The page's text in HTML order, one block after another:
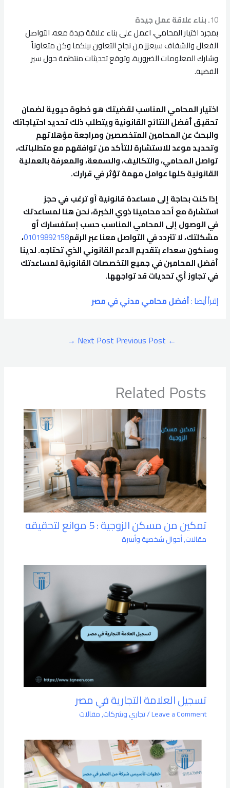
10. بناء علاقة عمل جيدة
بمجرد اختيار المحامي، اعمل على بناء علاقة جيدة معه، التواصل
الفعال والشفاف سيعزز من نجاح التعاون بينكما وكن متعاوناً
وشارك المعلومات الضرورية، وتوقع تحديثات منتظمة حول سير
القضية.
اختيار المحامي المناسب لقضيتك هو خطوة حيوية لضمان
تحقيق أفضل النتائج القانونية ويتطلب ذلك تحديد احتياجاتك
والبحث عن المحامين المتخصصين ومراجعة مؤهلاتهم
وتحديد موعد للاستشارة للتأكد من توافقهم مع متطلباتك،
تواصل المحامي، والتكاليف، والسمعة، والمعرفة بالعملية
القانونية كلها عوامل مهمة تؤثر في قرارك.
إذا كنت بحاجة إلى مساعدة قانونية أو ترغب في حجز
استشارة مع أحد محامينا ذوي الخبرة، نحن هنا لمساعدتك
في الوصول إلى المحامي المناسب حسب إستفسارك أو
مشكلتك، لا تتردد في التواصل معنا عبر الرقم01019892158،
وسنكون سعداء بتقديم الدعم القانوني الذي تحتاجه. لدينا
أفضل المحامين في جميع التخصصات القانونية لمساعدتك
في تجاوز أي تحديات قد تواجهها.
إقرأ أيضا :أفضل محامي مدني في مصر
←
Next Post
→
Related Posts
تمكين من مسكن الزوجية : 5 موانع لتحقيقه
مقالات,أحوال شخصية وأسرة
تسجيل العلامة التجارية في مصر
Leave a Comment
/تجاري وشركات,مقالات